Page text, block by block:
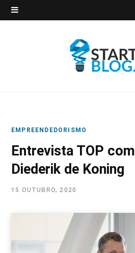
EMPREENDEDORISMO
Entrevista TOP com
Diederik de Koning
15 OUTUBRO, 2020